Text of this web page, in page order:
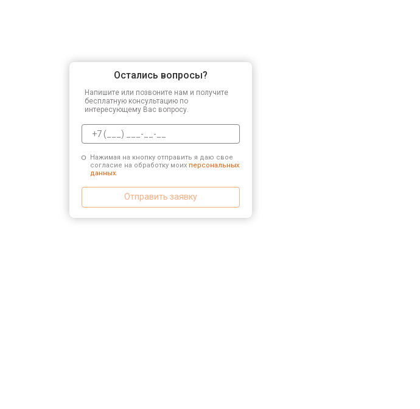
Остались вопросы?
Напишите или позвоните нам и получите
бесплатную консультацию по
интересующему Вас вопросу.
Нажимая на кнопку отправить я даю свое
согласие на обработку моих персональных
данных.
Отправить заявку